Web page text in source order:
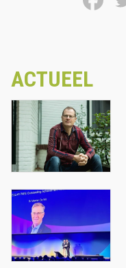
ACTUEEL